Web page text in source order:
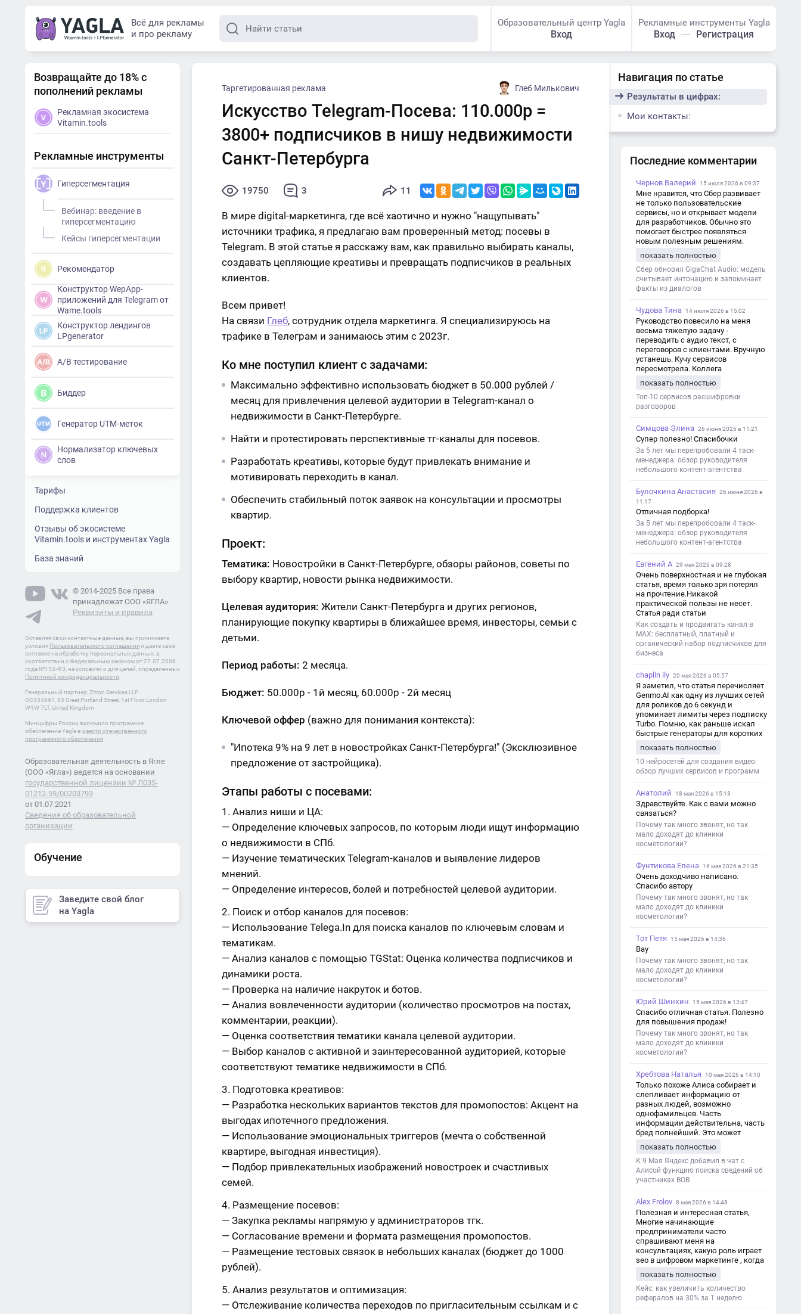
Всё для рекламы
и про рекламу
Образовательный центр Yagla
Вход
Рекламные инструменты Yagla
Вход Регистрация
Навигация по статье
Результаты в цифрах:
Мои контакты:
Таргетированная реклама Глеб Милькович
Искусство Telegram-Посева: 110.000р =
3800+ подписчиков в нишу недвижимости
Санкт-Петербурга
19750 3 11
В мире digital-маркетинга, где всё хаотично и нужно "нащупывать"
источники трафика, я предлагаю вам проверенный метод: посевы в
Telegram. В этой статье я расскажу вам, как правильно выбирать каналы,
создавать цепляющие креативы и превращать подписчиков в реальных
клиентов.
Всем привет!
На связи Глеб, сотрудник отдела маркетинга. Я специализируюсь на
трафике в Телеграм и занимаюсь этим с 2023г.
Ко мне поступил клиент с задачами:
Максимально эффективно использовать бюджет в 50.000 рублей /
месяц для привлечения целевой аудитории в Telegram-канал о
недвижимости в Санкт-Петербурге.
Найти и протестировать перспективные тг-каналы для посевов.
Разработать креативы, которые будут привлекать внимание и
мотивировать переходить в канал.
Обеспечить стабильный поток заявок на консультации и просмотры
квартир.
Проект:
Тематика: Новостройки в Санкт-Петербурге, обзоры районов, советы по
выбору квартир, новости рынка недвижимости.
Целевая аудитория: Жители Санкт-Петербурга и других регионов,
планирующие покупку квартиры в ближайшее время, инвесторы, семьи с
детьми.
Период работы: 2 месяца.
Бюджет: 50.000р - 1й месяц, 60.000р - 2й месяц
Ключевой оффер (важно для понимания контекста):
"Ипотека 9% на 9 лет в новостройках Санкт-Петербурга!" (Эксклюзивное
предложение от застройщика).
Этапы работы с посевами:
Анализ ниши и ЦА:
— Определение ключевых запросов, по которым люди ищут информацию
о недвижимости в СПб.
— Изучение тематических Telegram-каналов и выявление лидеров
мнений.
— Определение интересов, болей и потребностей целевой аудитории.
Поиск и отбор каналов для посевов:
— Использование Telega.In для поиска каналов по ключевым словам и
тематикам.
— Анализ каналов с помощью TGStat: Оценка количества подписчиков и
динамики роста.
— Проверка на наличие накруток и ботов.
— Анализ вовлеченности аудитории (количество просмотров на постах,
комментарии, реакции).
— Оценка соответствия тематики канала целевой аудитории.
— Выбор каналов с активной и заинтересованной аудиторией, которые
соответствуют тематике недвижимости в СПб.
Подготовка креативов:
— Разработка нескольких вариантов текстов для промопостов: Акцент на
выгодах ипотечного предложения.
— Использование эмоциональных триггеров (мечта о собственной
квартире, выгодная инвестиция).
— Подбор привлекательных изображений новостроек и счастливых
семей.
Размещение посевов:
— Закупка рекламы напрямую у администраторов тгк.
— Согласование времени и формата размещения промопостов.
— Размещение тестовых связок в небольших каналах (бюджет до 1000
рублей).
Анализ результатов и оптимизация:
— Отслеживание количества переходов по пригласительным ссылкам и с
Возвращайте до 18% с
пополнений рекламы
Рекламная экосистема
Vitamin.tools
Рекламные инструменты
Гиперсегментация
Вебинар: введение в
гиперсегментацию
Кейсы гиперсегментации
Рекомендатор
Конструктор WepApp-
приложений для Telegram от
Wame.tools
Конструктор лендингов
LPgenerator
A/B тестирование
Биддер
Генератор UTM-меток
Нормализатор ключевых
слов
Тарифы
Поддержка клиентов
Отзывы об экосистеме
Vitamin.tools и инструментах Yagla
База знаний
© 2014-2025 Все права
принадлежат ООО «ЯГЛА»
Реквизиты и правила
Оставляя свои контактные данные, вы принимаете
условия Пользовательского соглашения и даете своё
согласие на обработку персональных данных, в
соответствии с Федеральным законом от 27.07.2006
года №152-ФЗ, на условиях и для целей, определенных
Политикой конфиденциальности
Генеральный партнер: Zitron Services LLP
OC434997, 85 Great Portland Street, 1st Floor, London
W1W 7LT, United Kingdom
Минцифры России включило програмное
обеспечение Yagla в реестр отечественного
программного обеспечения
Образовательная деятельность в Ягле
(ООО «Ягла») ведется на основании
государственной лицензии № Л035-
01212-59/00203793
от 01.07.2021
Сведения об образовательной
организации
Обучение
Заведите свой блог
на Yagla
Последние комментарии
Чернов Валерий 15 июля 2026 в 09:37
Мне нравится, что Сбер развивает
не только пользовательские
сервисы, но и открывает модели
для разработчиков. Обычно это
помогает быстрее появляться
новым полезным решениям.
показать полностью
Сбер обновил GigaChat Audio: модель
считывает интонацию и запоминает
факты из диалогов
Чудова Тина 14 июля 2026 в 15:02
Руководство повесило на меня
весьма тяжелую задачу -
переводить с аудио текст, с
переговоров с клиентами. Вручную
устанешь. Кучу сервисов
пересмотрела. Коллега
хорошо переводит. Мало
редактировать по итогу. Советую.
показать полностью
Топ-10 сервисов расшифровки
разговоров
Симцова Элина 26 июня 2026 в 11:21
Супер полезно! Спасибочки
За 5 лет мы перепробовали 4 таск-
менеджера: обзор руководителя
небольшого контент-агентства
Булочкина Анастасия
26 июня 2026 в
11:17
Отличная подборка!
За 5 лет мы перепробовали 4 таск-
менеджера: обзор руководителя
небольшого контент-агентства
Евгений А 29 мая 2026 в 09:28
Очень поверхностная и не глубокая
статья, время только зря потерял
на прочтение.Никакой
практической пользы не несет.
Статья ради статьи
Как создать и продвигать канал в
MAX: бесплатный, платный и
органический набор подписчиков для
бизнеса
chaplin ily 20 мая 2026 в 05:57
Я заметил, что статья перечисляет
Genmo.AI как одну из лучших сетей
для роликов до 6 секунд и
упоминает лимиты через подписку
Turbo. Помню, как раньше искал
быстрые генераторы для коротких
такой обзор именно с акцентом на
ограничения и подпись. Image V2
показать полностью
10 нейросетей для создания видео:
обзор лучших сервисов и программ
Анатолий 18 мая 2026 в 15:13
Здравствуйте. Как с вами можно
связаться?
Почему так много звонят, но так
мало доходят до клиники
косметологии?
Фунтикова Елена 16 мая 2026 в 21:35
Очень доходчиво написано.
Спасибо автору
Почему так много звонят, но так
мало доходят до клиники
косметологии?
Тот Петя 15 мая 2026 в 14:36
Вау
Почему так много звонят, но так
мало доходят до клиники
косметологии?
Юрий Шинкин 15 мая 2026 в 13:47
Спасибо отличная статья. Полезно
для повышения продаж!
Почему так много звонят, но так
мало доходят до клиники
косметологии?
Хребтова Наталья 10 мая 2026 в 14:10
Только похоже Алиса собирает и
слепливает информацию от
разных людей, возможно
однофамильцев. Часть
информации действительна, часть
бред полнейший. Это может
дезинформации
показать полностью
К 9 Мая Яндекс добавил в чат с
Алисой функцию поиска сведений об
участниках ВОВ
Alex Frolov 8 мая 2026 в 14:48
Полезная и интересная статья,
Многие начинающие
предприниматели часто
спрашивают меня на
консультациях, какую роль играет
seo в цифровом маркетинге , когда
обсуждаем их проект:
https://aseotop.com/kakuyu-rol-igraet-
seo-v-czifrovom-marketinge/
показать полностью
Кейс: как увеличить количество
рефералов на 30% за 1 неделю